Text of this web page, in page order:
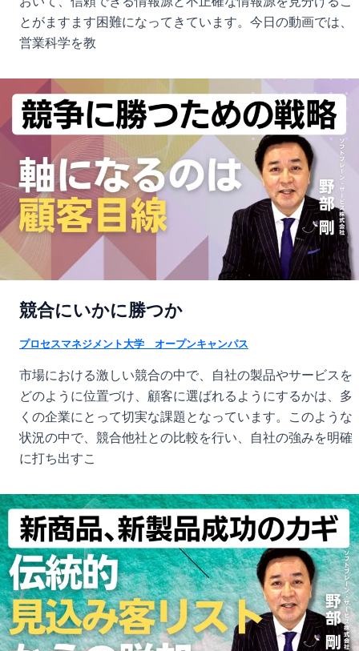
とがますます困難になってきています。今日の動画では、
営業科学を教
競合にいかに勝つか
プロセスマネジメント大学 オープンキャンパス
市場における激しい競合の中で、自社の製品やサービスを
どのように位置づけ、顧客に選ばれるようにするかは、多
くの企業にとって切実な課題となっています。このような
状況の中で、競合他社との比較を行い、自社の強みを明確
に打ち出すこ